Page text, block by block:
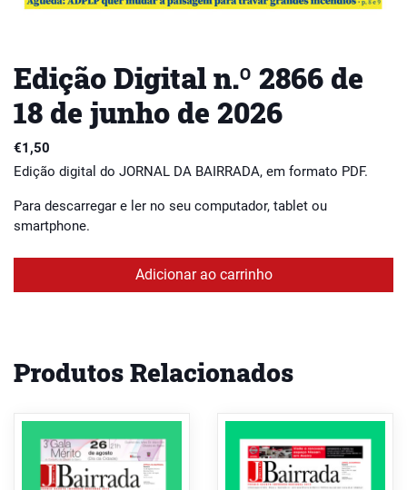
Edição Digital n.º 2866 de
18 de junho de 2026
€1,50
Edição digital do JORNAL DA BAIRRADA, em formato PDF.
Para descarregar e ler no seu computador, tablet ou
smartphone.
Adicionar ao carrinho
Produtos Relacionados